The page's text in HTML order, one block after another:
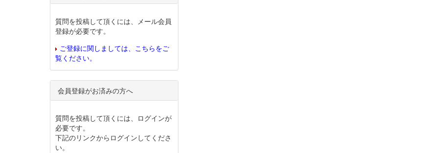
質問を投稿して頂くには、メール会員
登録が必要です。
ご登録に関しましては、こちらをご
覧ください。
会員登録がお済みの方へ
質問を投稿して頂くには、ログインが
必要です。
下記のリンクからログインしてくださ
い。